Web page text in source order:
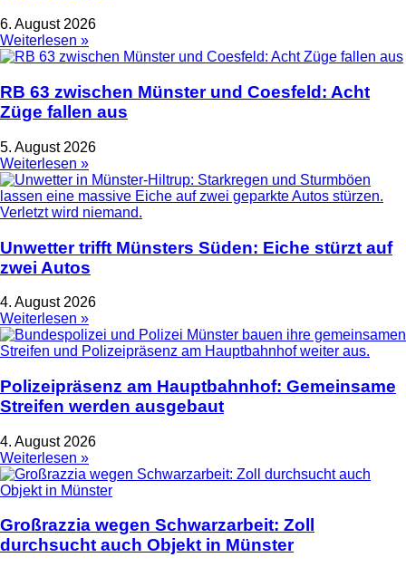
6. August 2026
Weiterlesen »
RB 63 zwischen Münster und Coesfeld: Acht
Züge fallen aus
5. August 2026
Weiterlesen »
Unwetter trifft Münsters Süden: Eiche stürzt auf
zwei Autos
4. August 2026
Weiterlesen »
Polizeipräsenz am Hauptbahnhof: Gemeinsame
Streifen werden ausgebaut
4. August 2026
Weiterlesen »
Großrazzia wegen Schwarzarbeit: Zoll
durchsucht auch Objekt in Münster